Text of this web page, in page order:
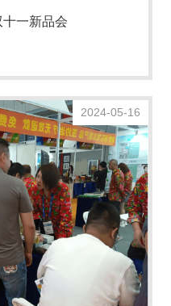
一新品会
2024-05-16